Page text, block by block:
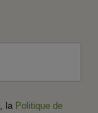
, la Politique de